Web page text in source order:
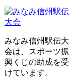
みなみ信州駅伝大
会は、スポーツ振
興くじの助成を受
けています。